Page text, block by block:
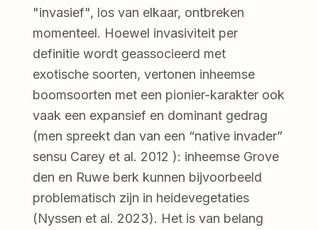
"invasief", los van elkaar, ontbreken
momenteel. Hoewel invasiviteit per
definitie wordt geassocieerd met
exotische soorten, vertonen inheemse
boomsoorten met een pionier-karakter ook
vaak een expansief en dominant gedrag
(men spreekt dan van een “native invader”
sensu Carey et al. 2012 ): inheemse Grove
den en Ruwe berk kunnen bijvoorbeeld
problematisch zijn in heidevegetaties
(Nyssen et al. 2023). Het is van belang